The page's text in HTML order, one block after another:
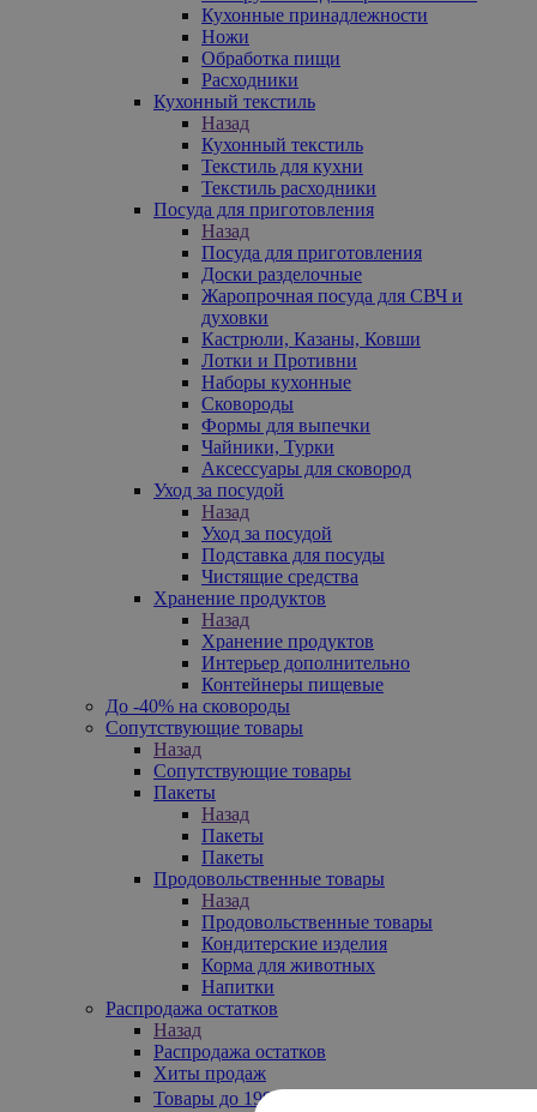
Кухонные принадлежности
Ножи
Обработка пищи
Расходники
Кухонный текстиль
Назад
Кухонный текстиль
Текстиль для кухни
Текстиль расходники
Посуда для приготовления
Назад
Посуда для приготовления
Доски разделочные
Жаропрочная посуда для СВЧ и
духовки
Кастрюли, Казаны, Ковши
Лотки и Противни
Наборы кухонные
Сковороды
Формы для выпечки
Чайники, Турки
Аксессуары для сковород
Уход за посудой
Назад
Уход за посудой
Подставка для посуды
Чистящие средства
Хранение продуктов
Назад
Хранение продуктов
Интерьер дополнительно
Контейнеры пищевые
До -40% на сковороды
Сопутствующие товары
Назад
Сопутствующие товары
Пакеты
Назад
Пакеты
Пакеты
Продовольственные товары
Назад
Продовольственные товары
Кондитерские изделия
Корма для животных
Напитки
Распродажа остатков
Назад
Распродажа остатков
Хиты продаж
Товары до 199₽